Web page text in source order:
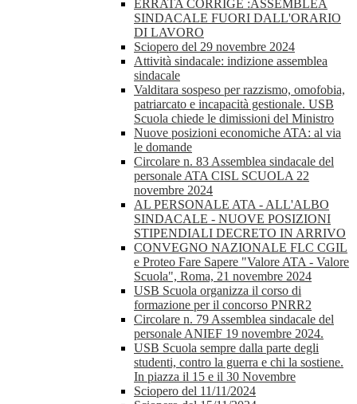
ERRATA CORRIGE :ASSEMBLEA
SINDACALE FUORI DALL'ORARIO
DI LAVORO
Sciopero del 29 novembre 2024
Attività sindacale: indizione assemblea
sindacale
Valditara sospeso per razzismo, omofobia,
patriarcato e incapacità gestionale. USB
Scuola chiede le dimissioni del Ministro
Nuove posizioni economiche ATA: al via
le domande
Circolare n. 83 Assemblea sindacale del
personale ATA CISL SCUOLA 22
novembre 2024
AL PERSONALE ATA - ALL'ALBO
SINDACALE - NUOVE POSIZIONI
STIPENDIALI DECRETO IN ARRIVO
CONVEGNO NAZIONALE FLC CGIL
e Proteo Fare Sapere "Valore ATA - Valore
Scuola", Roma, 21 novembre 2024
USB Scuola organizza il corso di
formazione per il concorso PNRR2
Circolare n. 79 Assemblea sindacale del
personale ANIEF 19 novembre 2024.
USB Scuola sempre dalla parte degli
studenti, contro la guerra e chi la sostiene.
In piazza il 15 e il 30 Novembre
Sciopero del 11/11/2024